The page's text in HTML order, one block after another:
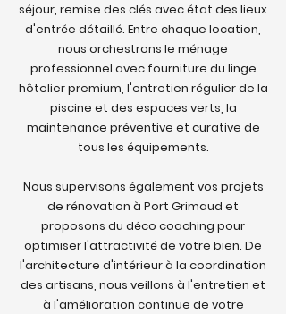
séjour, remise des clés avec état des lieux
d'entrée détaillé. Entre chaque location,
nous orchestrons le ménage
professionnel avec fourniture du linge
hôtelier premium, l'entretien régulier de la
piscine et des espaces verts, la
maintenance préventive et curative de
tous les équipements.
Nous supervisons également vos projets
de rénovation à Port Grimaud et
proposons du déco coaching pour
optimiser l'attractivité de votre bien. De
l'architecture d'intérieur à la coordination
des artisans, nous veillons à l'entretien et
à l'amélioration continue de votre